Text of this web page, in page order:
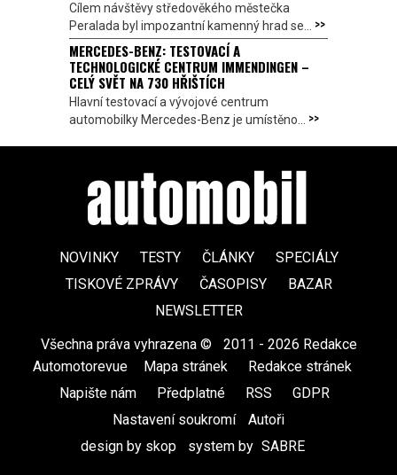
Cílem návštěvy středověkého městečka
Peralada byl impozantní kamenný hrad se... >>
MERCEDES-BENZ: TESTOVACÍ A
TECHNOLOGICKÉ CENTRUM IMMENDINGEN –
CELÝ SVĚT NA 730 HŘIŠTÍCH
Hlavní testovací a vývojové centrum
automobilky Mercedes-Benz je umístěno... >>
NOVINKY TESTY ČLÁNKY
SPECIÁLY
TISKOVÉ ZPRÁVY
ČASOPISY
BAZAR
NEWSLETTER
Všechna práva vyhrazena ©
2011 - 2026 Redakce
Automotorevue
Mapa stránek Redakce stránek
Napište nám
Předplatné RSS GDPR
Nastavení soukromí
Autoři
design by skop
system by SABRE